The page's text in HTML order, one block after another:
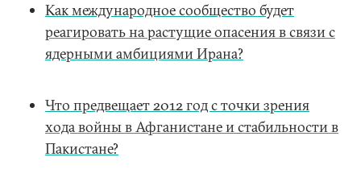
Как международное сообщество будет
реагировать на растущие опасения в связи с
ядерными амбициями Ирана?
Что предвещает 2012 год с точки зрения
хода войны в Афганистане и стабильности в
Пакистане?